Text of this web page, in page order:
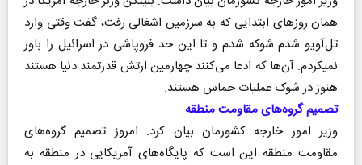
همان روز‌های ابتدایی که به سرزمین اشغالی رفت، گفت وقتی وارد
تل‌آویو شدم شوکه شدم و تا این حد فروپاشی در اسرائیل را باور
نمیکردم. آن‌ها که ادعا می‌کنند چهارمین ارتش قدرتمند دنیا هستند
هنوز در شوک عملیات حماس هستند.
تصمیم گروه‌های مقاومت منطقه
وزیر امور خارجه کشورمان بیان کرد: امروز تصمیم گروه‌های
مقاومت منطقه این است که پایگاه‌های آمریکایی در منطقه به